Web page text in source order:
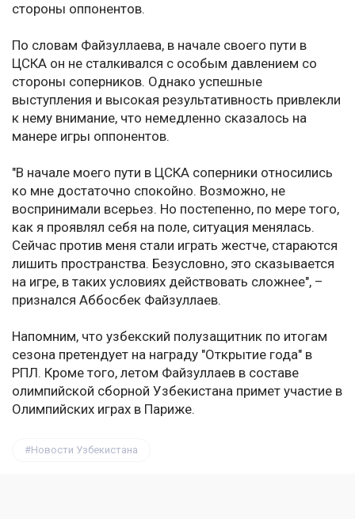
стороны оппонентов.
По словам Файзуллаева, в начале своего пути в
ЦСКА он не сталкивался с особым давлением со
стороны соперников. Однако успешные
выступления и высокая результативность привлекли
к нему внимание, что немедленно сказалось на
манере игры оппонентов.
"В начале моего пути в ЦСКА соперники относились
ко мне достаточно спокойно. Возможно, не
воспринимали всерьез. Но постепенно, по мере того,
как я проявлял себя на поле, ситуация менялась.
Сейчас против меня стали играть жестче, стараются
лишить пространства. Безусловно, это сказывается
на игре, в таких условиях действовать сложнее", –
признался Аббосбек Файзуллаев.
Напомним, что узбекский полузащитник по итогам
сезона претендует на награду "Открытие года" в
РПЛ. Кроме того, летом Файзуллаев в составе
олимпийской сборной Узбекистана примет участие в
Олимпийских играх в Париже.
Новости Узбекистана